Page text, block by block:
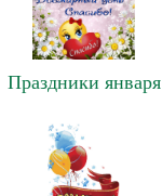
Праздники января